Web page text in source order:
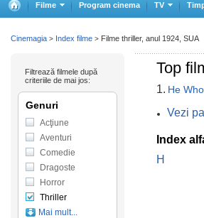
Filme Program cinema TV
Top
1. He
Vezi
Index
H
Filtrează filmele după
criteriile de mai jos:
Genuri
Acţiune
Aventuri
Comedie
Dragoste
Horror
Thriller
Mai mult...
Cinemagia > Index filme > Filme thriller, anul 1924, SUA